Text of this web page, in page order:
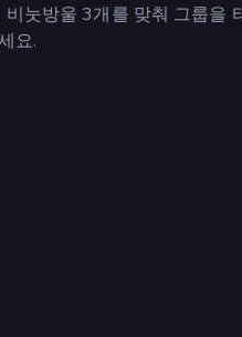
눗방울 3개를 맞춰 그룹을
요.